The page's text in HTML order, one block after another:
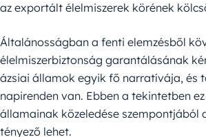
az exportált élelmiszerek körének
Általánosságban a fenti elemzésből
élelmiszerbiztonság garantálásának
ázsiai államok egyik fő narratívája, és
napirenden van. Ebben a tekintetben
államainak közeledése szempontjából
tényező lehet.